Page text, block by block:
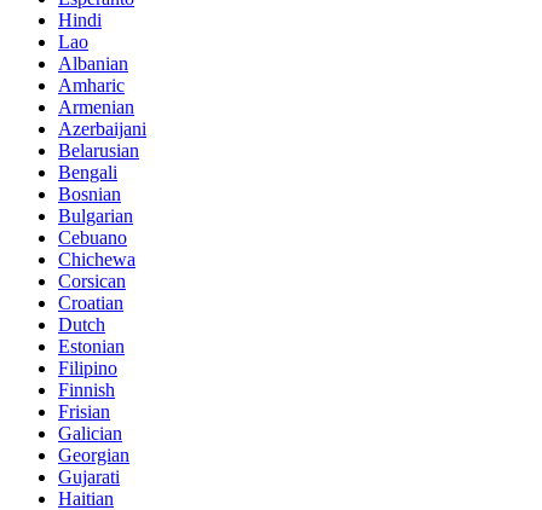
Hindi
Lao
Albanian
Amharic
Armenian
Azerbaijani
Belarusian
Bengali
Bosnian
Bulgarian
Cebuano
Chichewa
Corsican
Croatian
Dutch
Estonian
Filipino
Finnish
Frisian
Galician
Georgian
Gujarati
Haitian